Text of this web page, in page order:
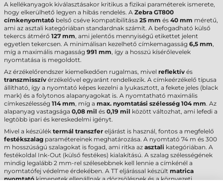
A kellékanyagok kiválasztásakor kritikus a fizikai paraméterek ismerete,
hogy elkerülhető legyen a hibás rendelés. A Zebra GT800
címkenyomtató belső cséve kompatibilitása 25 mm és 40 mm méretű,
ami az asztali kategóriában standardnak számít. A befogadható külső
tekercs átmérő 127 mm, ami jelentős mennyiségű etikettet jelent
egyetlen tekercsen. A minimálisan kezelhető címkemagasság 6,5 mm,
míg a maximális magasság 991 mm, így a hosszú kísérőlevelek
nyomtatása is megoldott.
Az érzékelőrendszer kiemelkedően rugalmas, mivel reflektív és
transzmisszív érzékelővel egyaránt rendelkezik. A címkeérzékelő típusa
állítható, így a nyomtató képes kezelni a lyukasztott, a fekete jeles (black
mark) és a folytonos alapanyagokat is. A nyomtatható maximális
címkeszélesség 114 mm, míg a max. nyomtatási szélesség 104 mm. Az
alapanyag vastagsága 0,08 mil és 0,19 mil között változhat, ami lefedi a
legtöbb ipari és kereskedelmi igényt.
Mivel a készülék termál transzfer eljárást is használ, fontos a megfelelő
festékszalag paramétereinek meghatározása. A nyomtató 74 m és 300
m hosszúságú szalagokat is fogad, ami ritka az asztali kategóriában. A
festékoldal Ink-Out (külső festékes) kialakítású. A szalag szélességének
mindig legalább 2 mm-rel szélesebbnek kell lennie a címkénél a
nyomtatófej védelme érdekében. A TT eljárással készült matrica
nyomtatókimenetek ellenállnak a dörzsölésnek és a környezeti